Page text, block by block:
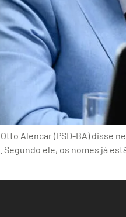
Alencar (PSD-BA)
Segundo ele, os nomes já